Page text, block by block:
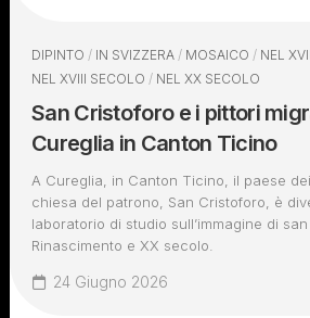
DIPINTO / IN SVIZZERA / MOSAICO / NEL
NEL XVIII SECOLO / NEL XX SECOLO
San Cristoforo e i pittori
Cureglia in Canton Ticino
A Cureglia, in Canton Ticino, il paese
chiesa del patrono, San Cristoforo, è
laboratorio di studio sull’immagine di
Rinascimento e XX secolo.
24 Giugno 2026